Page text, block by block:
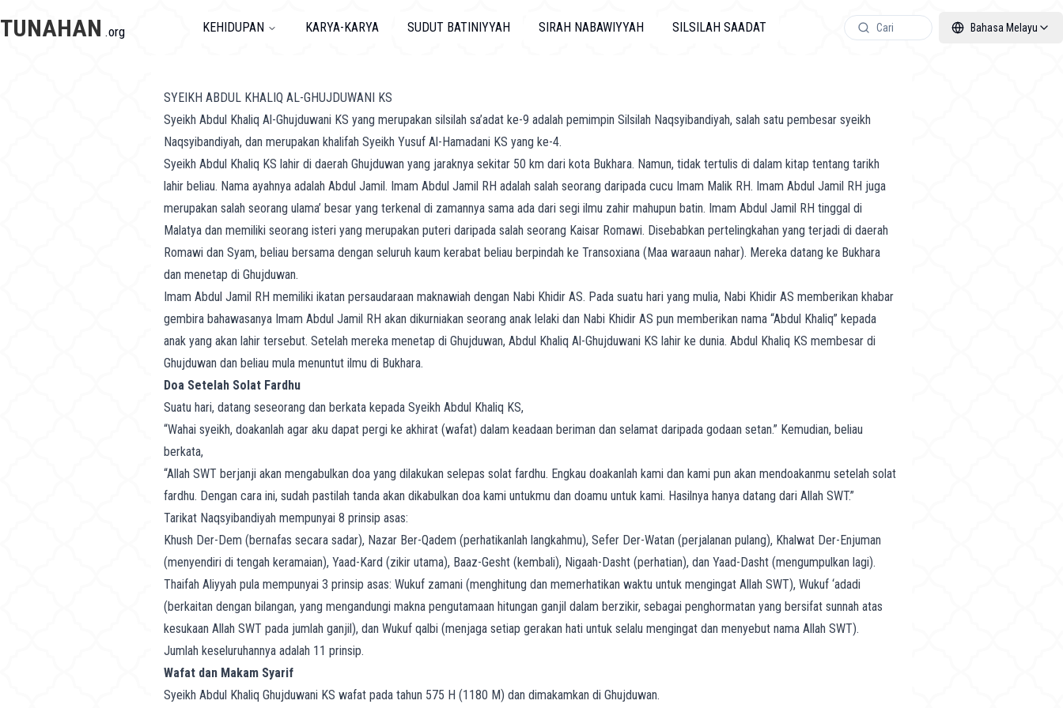
TUNAHAN .org KEHIDUPAN KARYA-KARYA SUDUT BATINIYYAH SIRAH NABAWIYYAH SILSILAH SAADAT Cari Bahasa Melayu
SYEIKH ABDUL KHALIQ AL-GHUJDUWANI KS
Syeikh Abdul Khaliq Al-Ghujduwani KS yang merupakan silsilah sa’adat ke-9 adalah pemimpin Silsilah Naqsyibandiyah, salah satu pembesar syeikh
Naqsyibandiyah, dan merupakan khalifah Syeikh Yusuf Al-Hamadani KS yang ke-4.
Syeikh Abdul Khaliq KS lahir di daerah Ghujduwan yang jaraknya sekitar 50 km dari kota Bukhara. Namun, tidak tertulis di dalam kitap tentang tarikh
lahir beliau. Nama ayahnya adalah Abdul Jamil. Imam Abdul Jamil RH adalah salah seorang daripada cucu Imam Malik RH. Imam Abdul Jamil RH juga
merupakan salah seorang ulama’ besar yang terkenal di zamannya sama ada dari segi ilmu zahir mahupun batin. Imam Abdul Jamil RH tinggal di
Malatya dan memiliki seorang isteri yang merupakan puteri daripada salah seorang Kaisar Romawi. Disebabkan pertelingkahan yang terjadi di daerah
Romawi dan Syam, beliau bersama dengan seluruh kaum kerabat beliau berpindah ke Transoxiana (Maa waraaun nahar). Mereka datang ke Bukhara
dan menetap di Ghujduwan.
Imam Abdul Jamil RH memiliki ikatan persaudaraan maknawiah dengan Nabi Khidir AS. Pada suatu hari yang mulia, Nabi Khidir AS memberikan khabar
gembira bahawasanya Imam Abdul Jamil RH akan dikurniakan seorang anak lelaki dan Nabi Khidir AS pun memberikan nama “Abdul Khaliq” kepada
anak yang akan lahir tersebut. Setelah mereka menetap di Ghujduwan, Abdul Khaliq Al-Ghujduwani KS lahir ke dunia. Abdul Khaliq KS membesar di
Ghujduwan dan beliau mula menuntut ilmu di Bukhara.
Doa Setelah Solat Fardhu
Suatu hari, datang seseorang dan berkata kepada Syeikh Abdul Khaliq KS,
“Wahai syeikh, doakanlah agar aku dapat pergi ke akhirat (wafat) dalam keadaan beriman dan selamat daripada godaan setan.” Kemudian, beliau
berkata,
“Allah SWT berjanji akan mengabulkan doa yang dilakukan selepas solat fardhu. Engkau doakanlah kami dan kami pun akan mendoakanmu setelah solat
fardhu. Dengan cara ini, sudah pastilah tanda akan dikabulkan doa kami untukmu dan doamu untuk kami. Hasilnya hanya datang dari Allah SWT.”
Tarikat Naqsyibandiyah mempunyai 8 prinsip asas:
Khush Der-Dem (bernafas secara sadar), Nazar Ber-Qadem (perhatikanlah langkahmu), Sefer Der-Watan (perjalanan pulang), Khalwat Der-Enjuman
(menyendiri di tengah keramaian), Yaad-Kard (zikir utama), Baaz-Gesht (kembali), Nigaah-Dasht (perhatian), dan Yaad-Dasht (mengumpulkan lagi).
Thaifah Aliyyah pula mempunyai 3 prinsip asas: Wukuf zamani (menghitung dan memerhatikan waktu untuk mengingat Allah SWT), Wukuf ‘adadi
(berkaitan dengan bilangan, yang mengandungi makna pengutamaan hitungan ganjil dalam berzikir, sebagai penghormatan yang bersifat sunnah atas
kesukaan Allah SWT pada jumlah ganjil), dan Wukuf qalbi (menjaga setiap gerakan hati untuk selalu mengingat dan menyebut nama Allah SWT).
Jumlah keseluruhannya adalah 11 prinsip.
Wafat dan Makam Syarif
Syeikh Abdul Khaliq Ghujduwani KS wafat pada tahun 575 H (1180 M) dan dimakamkan di Ghujduwan.